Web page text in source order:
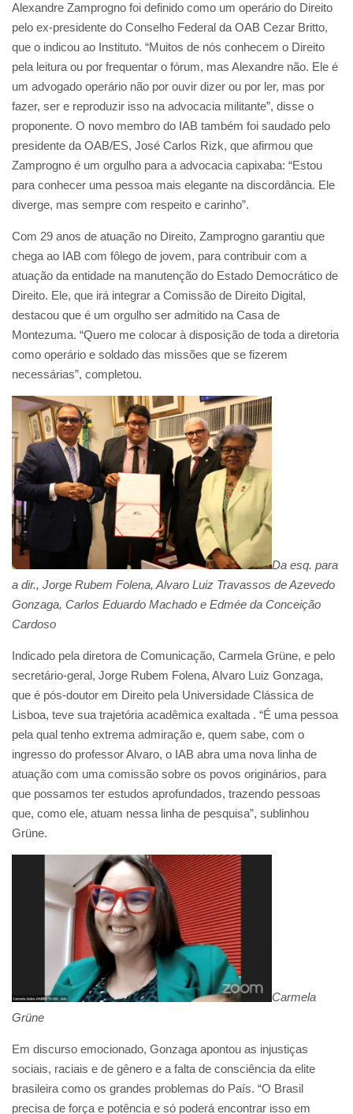
Alexandre Zamprogno foi definido como um operário do Direito
pelo ex-presidente do Conselho Federal da OAB Cezar Britto,
que o indicou ao Instituto. “Muitos de nós conhecem o Direito
pela leitura ou por frequentar o fórum, mas Alexandre não. Ele é
um advogado operário não por ouvir dizer ou por ler, mas por
fazer, ser e reproduzir isso na advocacia militante”, disse o
proponente. O novo membro do IAB também foi saudado pelo
presidente da OAB/ES, José Carlos Rizk, que afirmou que
Zamprogno é um orgulho para a advocacia capixaba: “Estou
para conhecer uma pessoa mais elegante na discordância. Ele
diverge, mas sempre com respeito e carinho”.
Com 29 anos de atuação no Direito, Zamprogno garantiu que
chega ao IAB com fôlego de jovem, para contribuir com a
atuação da entidade na manutenção do Estado Democrático de
Direito. Ele, que irá integrar a Comissão de Direito Digital,
destacou que é um orgulho ser admitido na Casa de
Montezuma. “Quero me colocar à disposição de toda a diretoria
como operário e soldado das missões que se fizerem
necessárias”, completou.
Da esq. para
a dir., Jorge Rubem Folena, Alvaro Luiz Travassos de Azevedo
Gonzaga, Carlos Eduardo Machado e Edmée da Conceição
Cardoso
Indicado pela diretora de Comunicação, Carmela Grüne, e pelo
secretário-geral, Jorge Rubem Folena, Alvaro Luiz Gonzaga,
que é pós-doutor em Direito pela Universidade Clássica de
Lisboa, teve sua trajetória acadêmica exaltada . “É uma pessoa
pela qual tenho extrema admiração e, quem sabe, com o
ingresso do professor Alvaro, o IAB abra uma nova linha de
atuação com uma comissão sobre os povos originários, para
que possamos ter estudos aprofundados, trazendo pessoas
que, como ele, atuam nessa linha de pesquisa”, sublinhou
Grüne.
Carmela
Grüne
Em discurso emocionado, Gonzaga apontou as injustiças
sociais, raciais e de gênero e a falta de consciência da elite
brasileira como os grandes problemas do País. “O Brasil
precisa de força e potência e só poderá encontrar isso em